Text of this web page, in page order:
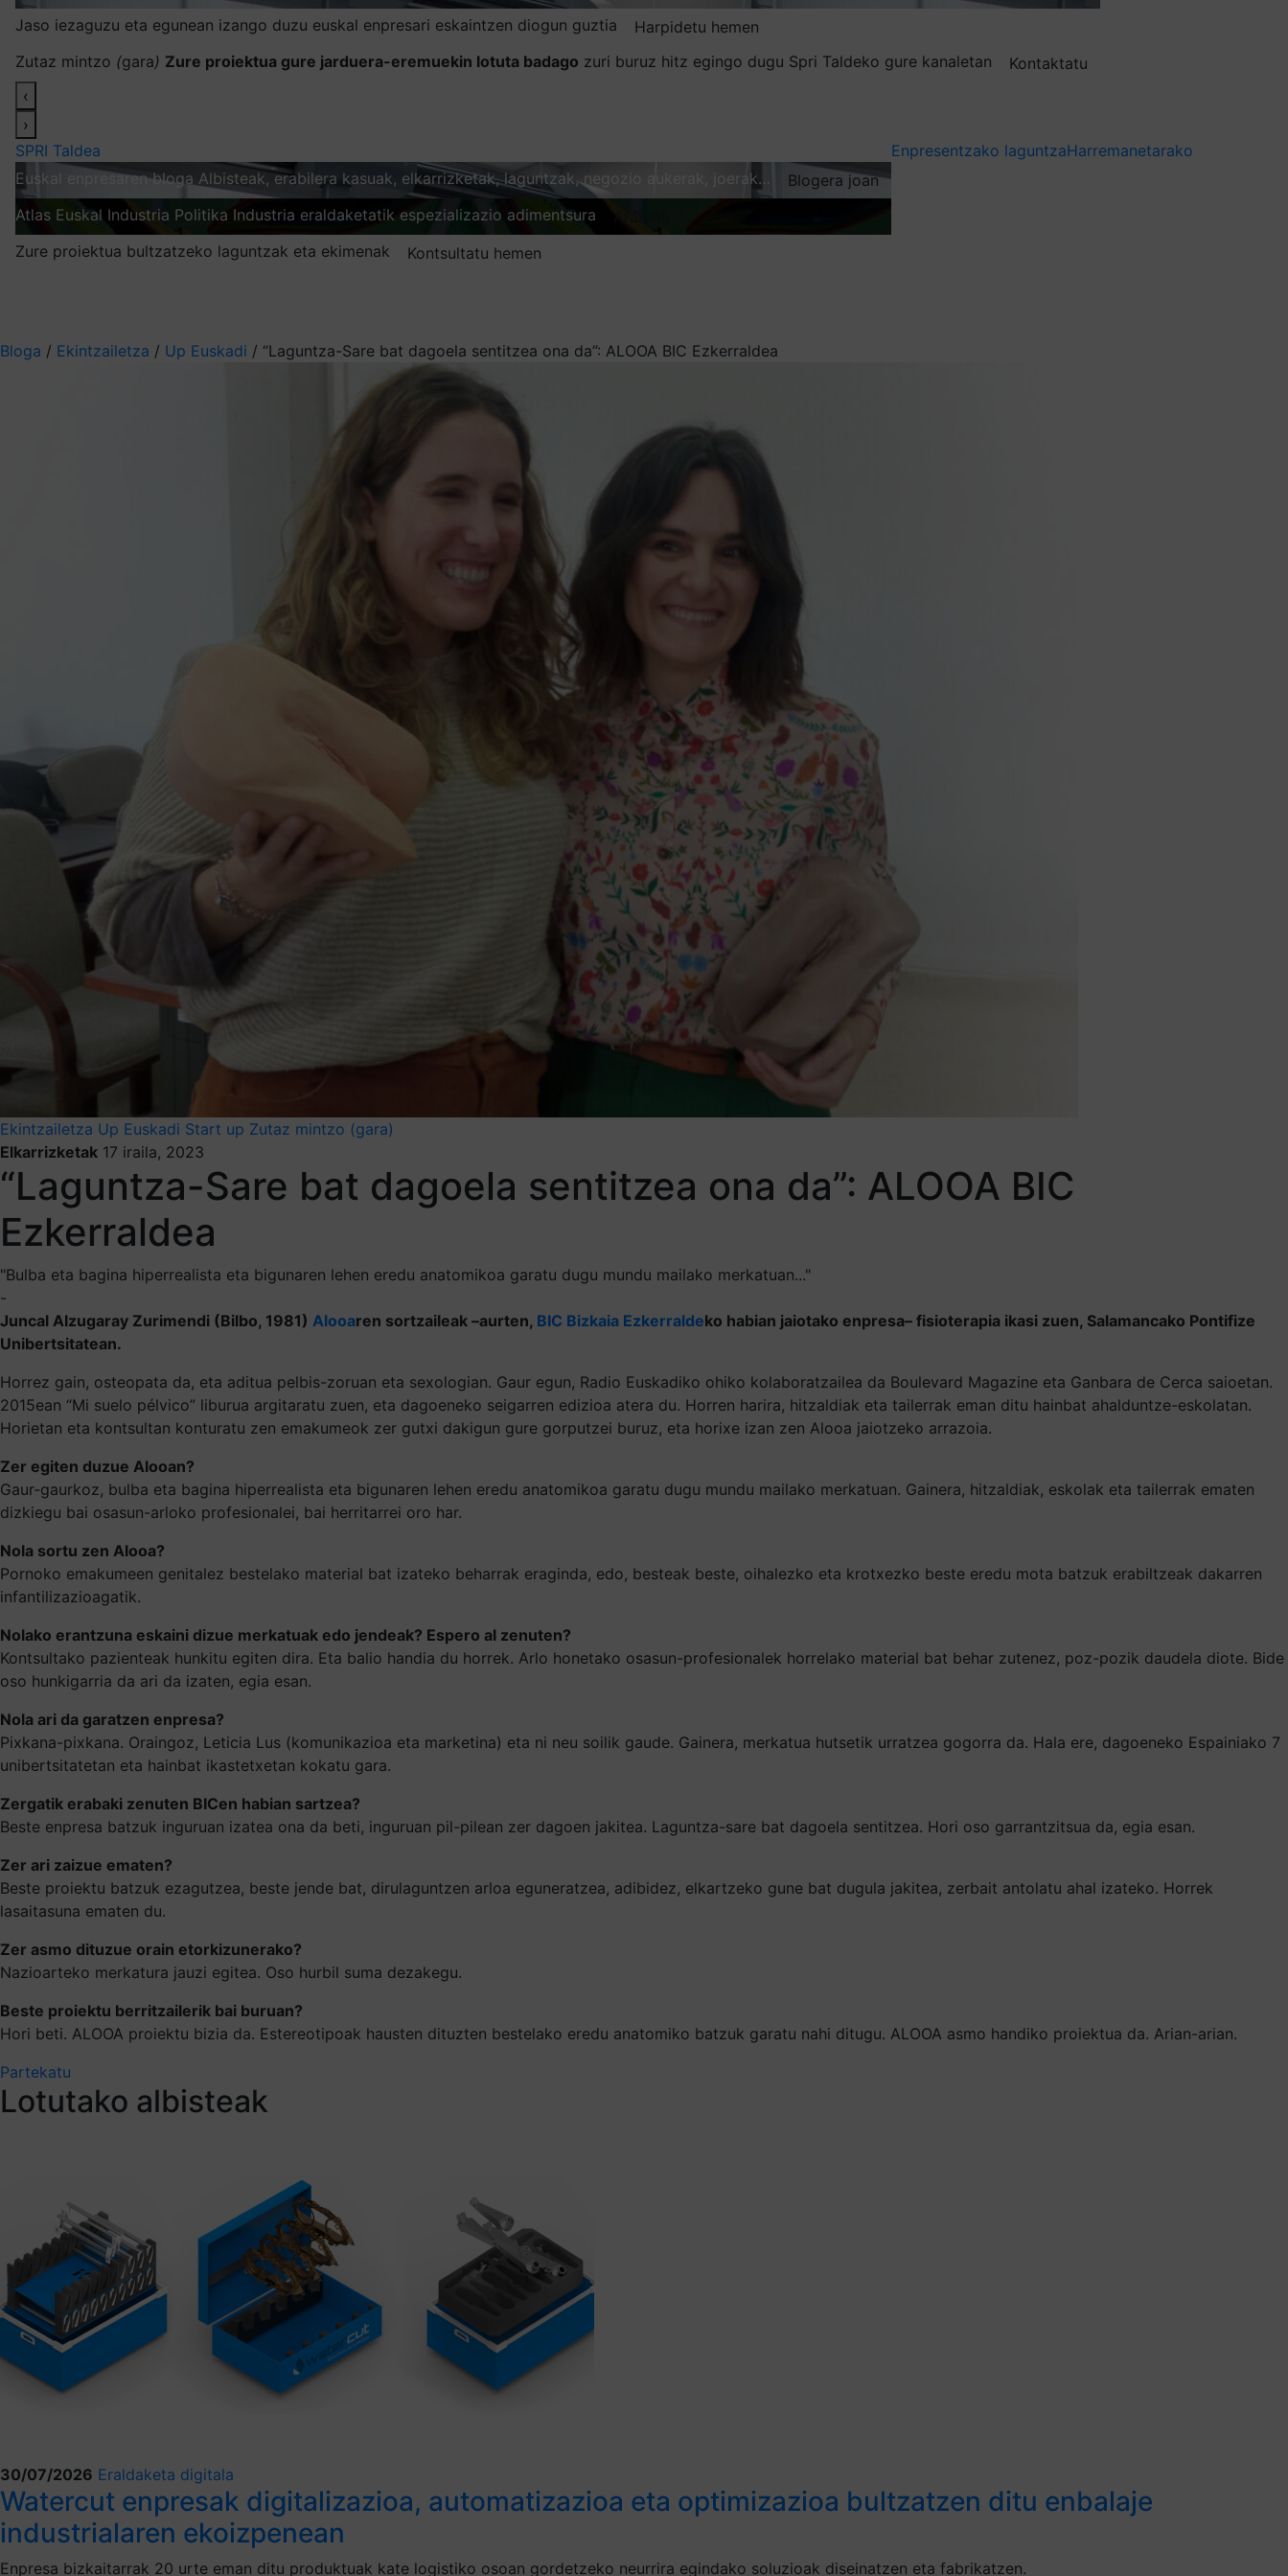
Jaso iezaguzu eta egunean izango duzu euskal enpresari eskaintzen diogun guztia
Harpidetu hemen
Zutaz mintzo (gara) Zure proiektua gure jarduera-eremuekin lotuta badago zuri buruz hitz egingo dugu Spri Taldeko gure kanaletan
Kontaktatu
‹
›
SPRI Taldea
Euskal enpresaren bloga Albisteak, erabilera kasuak, elkarrizketak, laguntzak, negozio aukerak, joerak…
Blogera joan
Atlas Euskal Industria Politika Industria eraldaketatik espezializazio adimentsura
Zure proiektua bultzatzeko laguntzak eta ekimenak
Kontsultatu hemen
Enpresentzako laguntzaHarremanetarako
Bloga / Ekintzailetza / Up Euskadi / “Laguntza-Sare bat dagoela sentitzea ona da”: ALOOA BIC Ezkerraldea
Ekintzailetza Up Euskadi Start up Zutaz mintzo (gara)
Elkarrizketak 17 iraila, 2023
“Laguntza-Sare bat dagoela sentitzea ona da”: ALOOA BIC
Ezkerraldea
"Bulba eta bagina hiperrealista eta bigunaren lehen eredu anatomikoa garatu dugu mundu mailako merkatuan..."
-
Juncal Alzugaray Zurimendi (Bilbo, 1981) Alooaren sortzaileak –aurten, BIC Bizkaia Ezkerraldeko habian jaiotako enpresa– fisioterapia ikasi zuen, Salamancako Pontifize
Unibertsitatean.
Horrez gain, osteopata da, eta aditua pelbis-zoruan eta sexologian. Gaur egun, Radio Euskadiko ohiko kolaboratzailea da Boulevard Magazine eta Ganbara de Cerca saioetan.
2015ean “Mi suelo pélvico” liburua argitaratu zuen, eta dagoeneko seigarren edizioa atera du. Horren harira, hitzaldiak eta tailerrak eman ditu hainbat ahalduntze-eskolatan.
Horietan eta kontsultan konturatu zen emakumeok zer gutxi dakigun gure gorputzei buruz, eta horixe izan zen Alooa jaiotzeko arrazoia.
Zer egiten duzue Alooan?
Gaur-gaurkoz, bulba eta bagina hiperrealista eta bigunaren lehen eredu anatomikoa garatu dugu mundu mailako merkatuan. Gainera, hitzaldiak, eskolak eta tailerrak ematen
dizkiegu bai osasun-arloko profesionalei, bai herritarrei oro har.
Nola sortu zen Alooa?
Pornoko emakumeen genitalez bestelako material bat izateko beharrak eraginda, edo, besteak beste, oihalezko eta krotxezko beste eredu mota batzuk erabiltzeak dakarren
infantilizazioagatik.
Nolako erantzuna eskaini dizue merkatuak edo jendeak? Espero al zenuten?
Kontsultako pazienteak hunkitu egiten dira. Eta balio handia du horrek. Arlo honetako osasun-profesionalek horrelako material bat behar zutenez, poz-pozik daudela diote. Bide
oso hunkigarria da ari da izaten, egia esan.
Nola ari da garatzen enpresa?
Pixkana-pixkana. Oraingoz, Leticia Lus (komunikazioa eta marketina) eta ni neu soilik gaude. Gainera, merkatua hutsetik urratzea gogorra da. Hala ere, dagoeneko Espainiako 7
unibertsitatetan eta hainbat ikastetxetan kokatu gara.
Zergatik erabaki zenuten BICen habian sartzea?
Beste enpresa batzuk inguruan izatea ona da beti, inguruan pil-pilean zer dagoen jakitea. Laguntza-sare bat dagoela sentitzea. Hori oso garrantzitsua da, egia esan.
Zer ari zaizue ematen?
Beste proiektu batzuk ezagutzea, beste jende bat, dirulaguntzen arloa eguneratzea, adibidez, elkartzeko gune bat dugula jakitea, zerbait antolatu ahal izateko. Horrek
lasaitasuna ematen du.
Zer asmo dituzue orain etorkizunerako?
Nazioarteko merkatura jauzi egitea. Oso hurbil suma dezakegu.
Beste proiektu berritzailerik bai buruan?
Hori beti. ALOOA proiektu bizia da. Estereotipoak hausten dituzten bestelako eredu anatomiko batzuk garatu nahi ditugu. ALOOA asmo handiko proiektua da. Arian-arian.
Partekatu
Lotutako albisteak
30/07/2026 Eraldaketa digitala
Watercut enpresak digitalizazioa, automatizazioa eta optimizazioa bultzatzen ditu enbalaje
industrialaren ekoizpenean
Enpresa bizkaitarrak 20 urte eman ditu produktuak kate logistiko osoan gordetzeko neurrira egindako soluzioak diseinatzen eta fabrikatzen.